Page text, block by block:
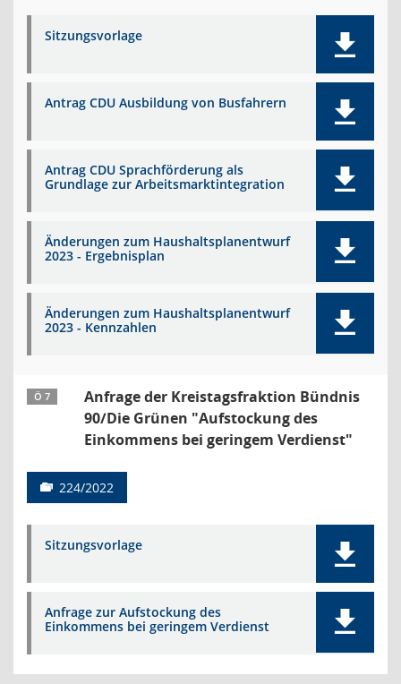
Sitzungsvorlage
Antrag CDU Ausbildung von Busfahrern
Antrag CDU Sprachförderung als
Grundlage zur Arbeitsmarktintegration
Änderungen zum Haushaltsplanentwurf
2023 - Ergebnisplan
Änderungen zum Haushaltsplanentwurf
2023 - Kennzahlen
Ö 7
Anfrage der Kreistagsfraktion Bündnis
90/Die Grünen "Aufstockung des
Einkommens bei geringem Verdienst"
224/2022
Sitzungsvorlage
Anfrage zur Aufstockung des
Einkommens bei geringem Verdienst